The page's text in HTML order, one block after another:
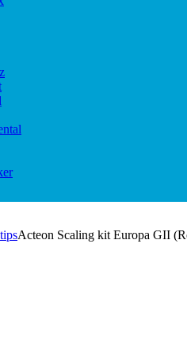
Acteon Scaling kit Europa GII